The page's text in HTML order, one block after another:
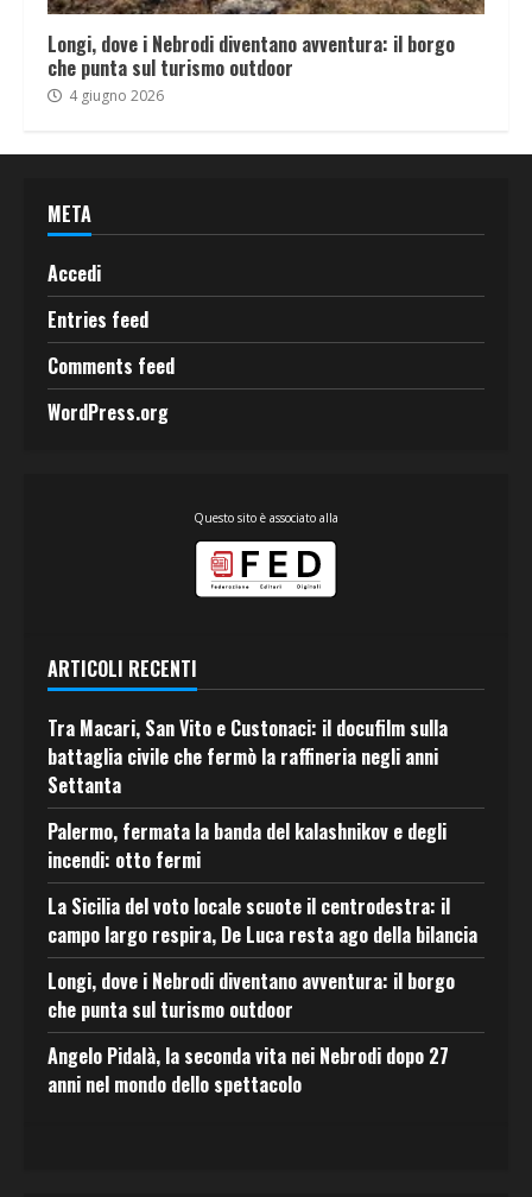
Longi, dove i Nebrodi diventano avventura: il borgo
che punta sul turismo outdoor
4 giugno 2026
META
Accedi
Entries feed
Comments feed
WordPress.org
Questo sito è associato alla
ARTICOLI RECENTI
Tra Macari, San Vito e Custonaci: il docufilm sulla
battaglia civile che fermò la raffineria negli anni
Settanta
Palermo, fermata la banda del kalashnikov e degli
incendi: otto fermi
La Sicilia del voto locale scuote il centrodestra: il
campo largo respira, De Luca resta ago della bilancia
Longi, dove i Nebrodi diventano avventura: il borgo
che punta sul turismo outdoor
Angelo Pidalà, la seconda vita nei Nebrodi dopo 27
anni nel mondo dello spettacolo